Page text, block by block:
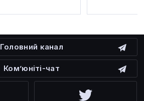
Головний канал
Ком’юніті-чат